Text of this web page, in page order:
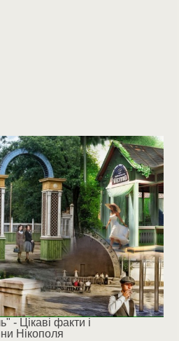
- Цікаві факти і
Нікополя